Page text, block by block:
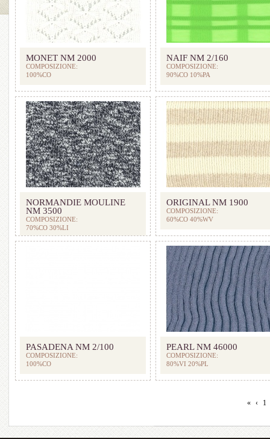
MONET NM 2000
COMPOSIZIONE:
100%CO
NAIF NM 2/160
COMPOSIZIONE:
90%CO 10%PA
NORMANDIE MOULINE
NM 3500
COMPOSIZIONE:
70%CO 30%LI
ORIGINAL NM 1900
COMPOSIZIONE:
60%CO 40%WV
PASADENA NM 2/100
COMPOSIZIONE:
100%CO
PEARL NM 46000
COMPOSIZIONE:
80%VI 20%PL
« ‹ 1